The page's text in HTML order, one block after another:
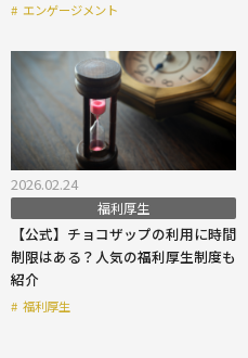
# エンゲージメント
2026.02.24
福利厚生
【公式】チョコザップの利用に時間
制限はある？人気の福利厚生制度も
紹介
# 福利厚生